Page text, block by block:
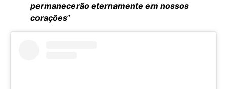
permanecerão eternamente em nossos
corações”